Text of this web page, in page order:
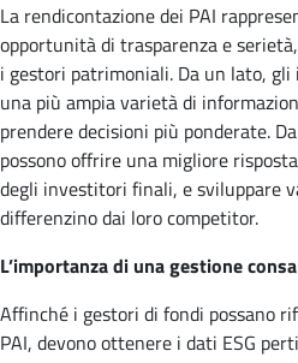
La rendicontazione dei PAI
opportunità di trasparenza e
i gestori patrimoniali. Da un lato,
una più ampia varietà di
prendere decisioni più ponderate.
possono offrire una migliore
degli investitori finali, e sviluppare
differenzino dai loro competitor.
L’importanza di una gestione
Affinché i gestori di fondi possano
PAI, devono ottenere i dati ESG